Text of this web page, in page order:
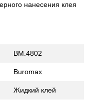
нанесения клея
BM.4802
Buromax
Жидкий клей